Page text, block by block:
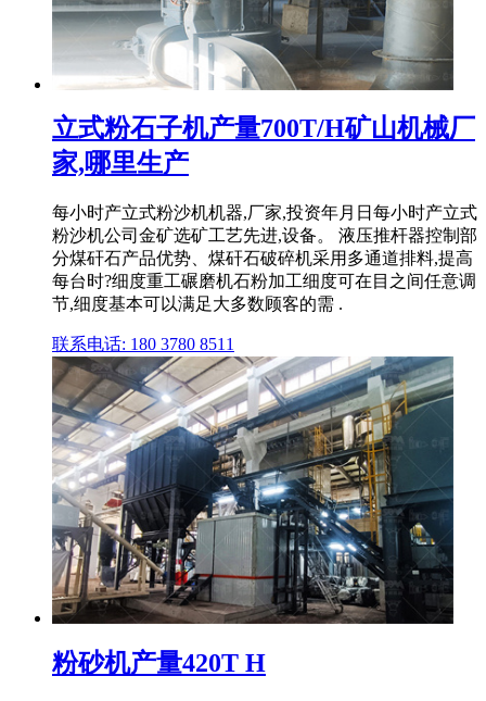
立式粉石子机产量700T/H矿山机械厂
家,哪里生产
每小时产立式粉沙机机器,厂家,投资年月日每小时产立式
粉沙机公司金矿选矿工艺先进,设备。 液压推杆器控制部
分煤矸石产品优势、煤矸石破碎机采用多通道排料,提高
每台时?细度重工碾磨机石粉加工细度可在目之间任意调
节,细度基本可以满足大多数顾客的需 .
联系电话: 180 3780 8511
粉砂机产量420T H